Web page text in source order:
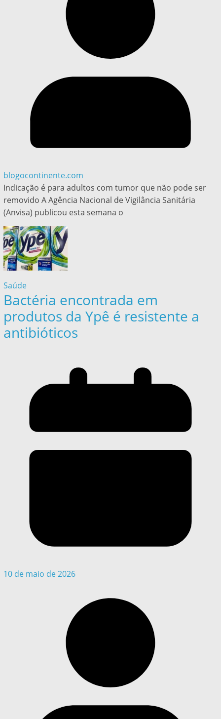
blogocontinente.com
Indicação é para adultos com tumor que não pode ser
removido A Agência Nacional de Vigilância Sanitária
(Anvisa) publicou esta semana o
Saúde
Bactéria encontrada em
produtos da Ypê é resistente a
antibióticos
10 de maio de 2026